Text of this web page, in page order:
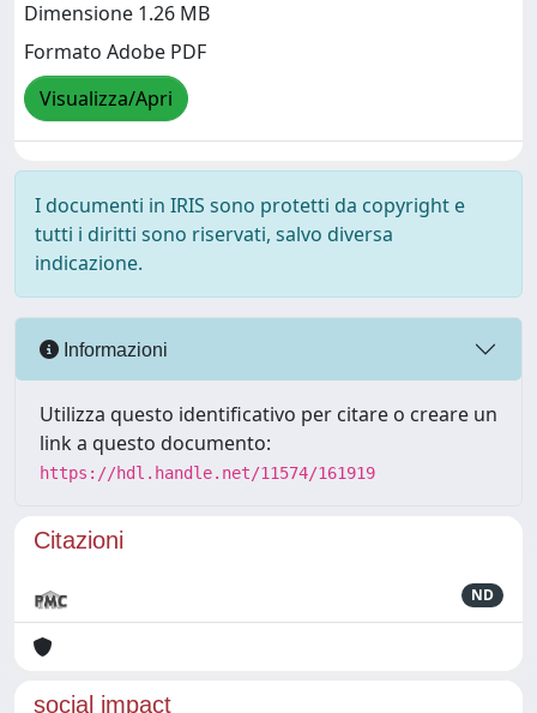
Dimensione 1.26 MB
Formato Adobe PDF
Visualizza/Apri
I documenti in IRIS sono protetti da copyright e
tutti i diritti sono riservati, salvo diversa
indicazione.
Informazioni
Utilizza questo identificativo per citare o creare un
link a questo documento:
https://hdl.handle.net/11574/161919
Citazioni
ND
social impact